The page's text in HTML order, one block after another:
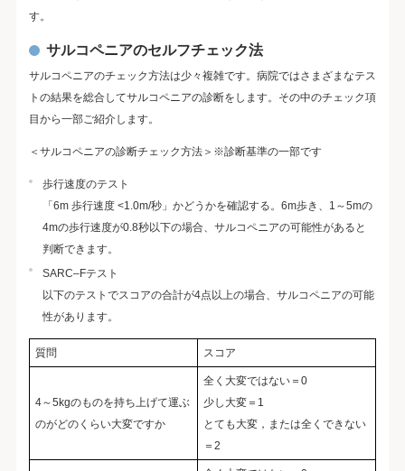
す。
サルコペニアのセルフチェック法
サルコペニアのチェック方法は少々複雑です。病院ではさまざまなテス
トの結果を総合してサルコペニアの診断をします。その中のチェック項
目から一部ご紹介します。
＜サルコペニアの診断チェック方法＞※診断基準の一部です
歩行速度のテスト
「6m 歩行速度 <1.0m/秒」かどうかを確認する。6m歩き、1～5mの
4mの歩行速度が0.8秒以下の場合、サルコペニアの可能性があると
判断できます。
SARC–Fテスト
以下のテストでスコアの合計が4点以上の場合、サルコペニアの可能
性があります。
質問 スコア
4～5kgのものを持ち上げて運ぶ
のがどのくらい大変ですか
全く大変ではない＝0
少し大変＝1
とても大変，または全くできない
＝2